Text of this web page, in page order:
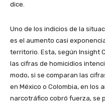
dice.
Uno de los indicios de la
es el aumento casi
territorio. Esta, según Insight
las cifras de homicidios
modo, si se comparan las
en México o Colombia, en los
narcotráfico cobró fuerza, se